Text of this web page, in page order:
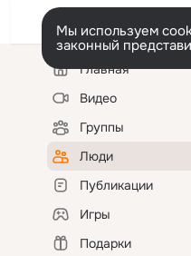
Мы используем
законный
Левая
колонкаГлавная
Видео
Группы
Люди
Публикации
Игры
Подарки